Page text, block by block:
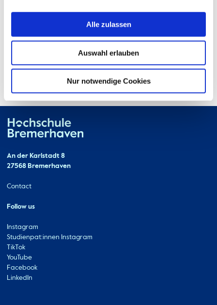
Alle zulassen
Auswahl erlauben
Nur notwendige Cookies
Contact
An der Karlstadt 8
27568 Bremerhaven
Ressourcen
Contact
Follow us
Instagram
Studienpat:innen Instagram
TikTok
YouTube
Facebook
LinkedIn